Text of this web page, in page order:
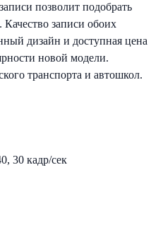
позволит подобрать
записи обоих
дизайн и доступная цена
новой модели.
транспорта и автошкол.
30 кадр/сек